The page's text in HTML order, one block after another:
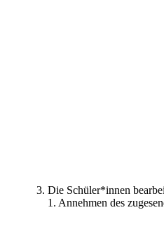
Die Schüler*innen
1. Annehmen des